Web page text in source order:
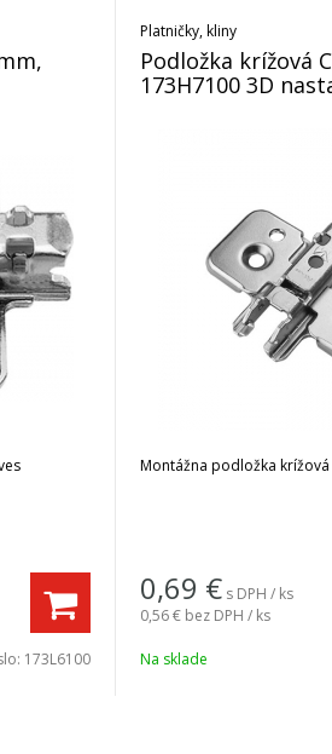
173L6100
Platničky, kliny
Podložka krížová
173H7100
Montážna podložka
0,69 € s DPH / ks
0,56 € bez DPH / ks
Na sklade